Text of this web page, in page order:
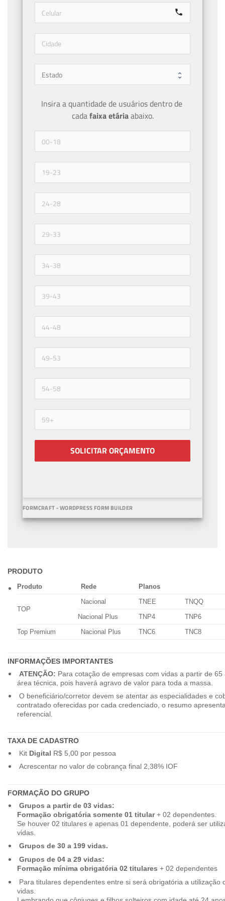
call
Insira a quantidade de usuários dentro de
cada faixa etária abaixo.
SOLICITAR ORÇAMENTO
FORMCRAFT - WORDPRESS FORM BUILDER
PRODUTO
Produto Rede Planos
TOP
Nacional TNEE
TNQQ
Nacional Plus
TNP4
TNP6
Top Premium
Nacional Plus TNC6 TNC8
INFORMAÇÕES IMPORTANTES
ATENÇÃO: Para cotação de empresas com vidas a partir de
área técnica, pois haverá agravo de valor para toda a massa.
O beneficiário/corretor devem se atentar as especialidades e
contratado oferecidas por cada credenciado, o resumo
referencial.
TAXA DE CADASTRO
Kit Digital R$ 5,00 por pessoa
Acrescentar no valor de cobrança final 2,38% IOF
FORMAÇÃO DO GRUPO
Grupos a partir de 03 vidas:
Formação obrigatória somente 01 titular+ 02 dependentes.
Se houver 02 titulares e apenas 01 dependente, poderá ser
vidas.
Grupos de 30 a 199 vidas.
Grupos de 04 a 29 vidas:
Formação mínima obrigatória 02 titulares + 02 dependentes
Para titulares dependentes entre si será obrigatória a utilização
vidas.